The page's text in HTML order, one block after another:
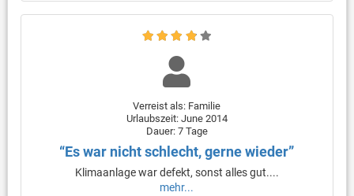
Verreist als: Familie
Urlaubszeit: June 2014
Dauer: 7 Tage
“Es war nicht schlecht, gerne wieder”
Klimaanlage war defekt, sonst alles gut....
mehr...